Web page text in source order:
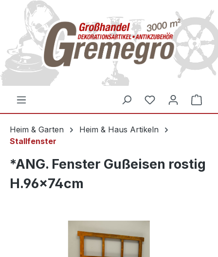
springen
Heim & Garten
Heim & Haus Artikeln
Stallfenster
*ANG. Fenster Gußeisen rostig
H.96x74cm